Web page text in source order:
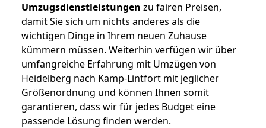
Umzugsdienstleistungen zu fairen Preisen,
damit Sie sich um nichts anderes als die
wichtigen Dinge in Ihrem neuen Zuhause
kümmern müssen. Weiterhin verfügen wir über
umfangreiche Erfahrung mit Umzügen von
Heidelberg nach Kamp-Lintfort mit jeglicher
Größenordnung und können Ihnen somit
garantieren, dass wir für jedes Budget eine
passende Lösung finden werden.